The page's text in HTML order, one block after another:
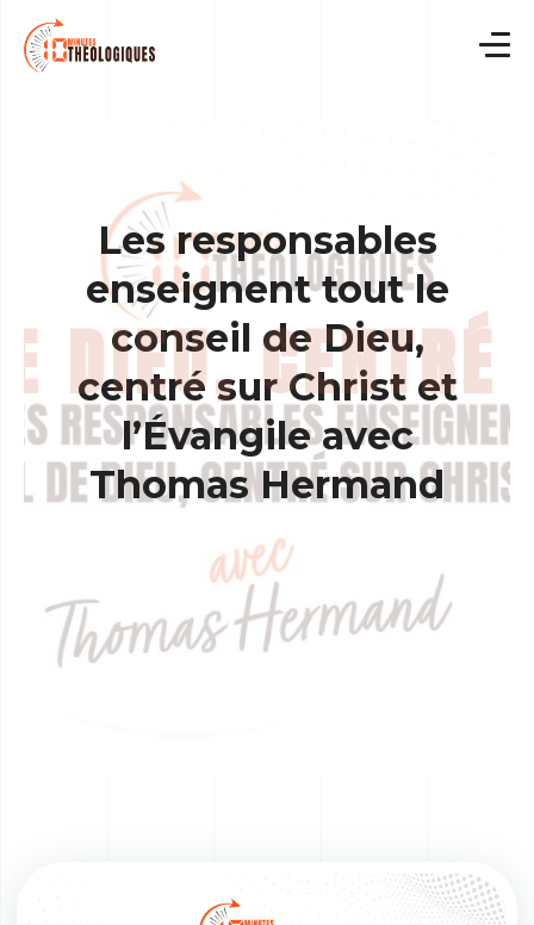
content
Les responsables
enseignent tout le
conseil de Dieu,
centré sur Christ et
l’Évangile avec
Thomas Hermand